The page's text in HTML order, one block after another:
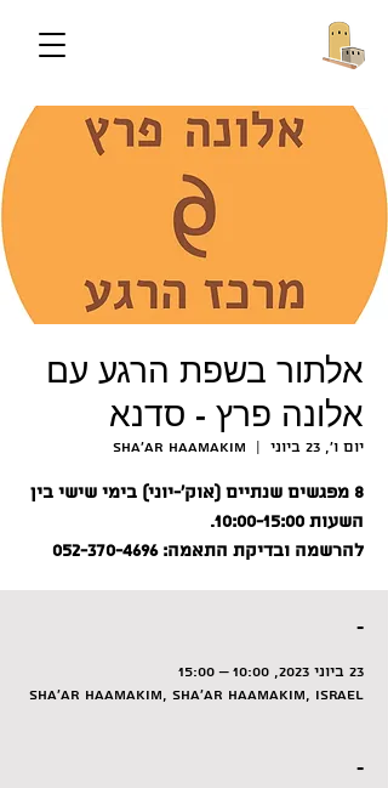
אלתור בשפת הרגע עם
אלונה פרץ - סדנא
יום ו׳, 23 ביוני
  |
Sha'ar HaAmakim
8 מפגשים שנתיים (אוק'-יוני) בימי שישי בין
להרשמה ובדיקת התאמה: 052-370-4696
-
23 ביוני 2023, 10:00 – 15:00
Sha'ar HaAmakim, Sha'ar HaAmakim, Israel
-